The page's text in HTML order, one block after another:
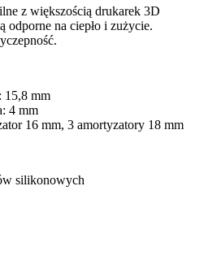
z większością drukarek 3D
odporne na ciepło i zużycie.
15,8 mm
4 mm
16 mm, 3 amortyzatory 18 mm
silikonowych